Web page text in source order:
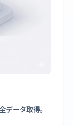
データ取得。